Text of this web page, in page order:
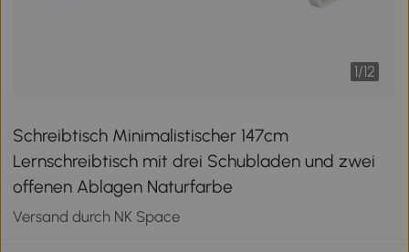
1/12
Schreibtisch Minimalistischer 147cm
Lernschreibtisch mit drei Schubladen und zwei
offenen Ablagen Naturfarbe
Versand durch NK Space